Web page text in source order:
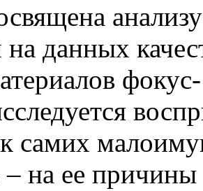
на данных
самих
– на ее